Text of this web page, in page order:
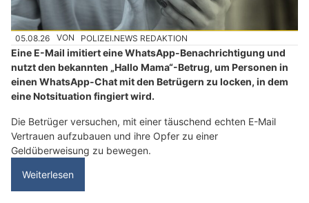
05.08.26 VON POLIZEI.NEWS REDAKTION
Eine E-Mail imitiert eine WhatsApp-Benachrichtigung und
nutzt den bekannten „Hallo Mama“-Betrug, um Personen in
einen WhatsApp-Chat mit den Betrügern zu locken, in dem
eine Notsituation fingiert wird.
Die Betrüger versuchen, mit einer täuschend echten E-Mail
Vertrauen aufzubauen und ihre Opfer zu einer
Geldüberweisung zu bewegen.
Weiterlesen